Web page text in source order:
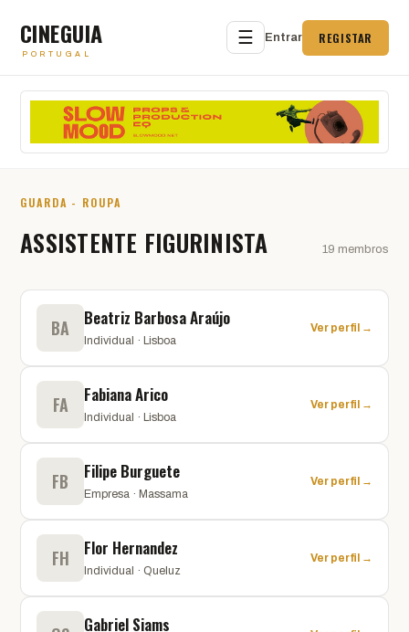
CINEGUIA
PORTUGAL
☰ Entrar REGISTAR
GUARDA - ROUPA
ASSISTENTE FIGURINISTA 19 membros
BA Beatriz Barbosa Araújo
Individual · Lisboa
Ver perfil →
FA Fabiana Arico
Individual · Lisboa
Ver perfil →
FB Filipe Burguete
Empresa · Massama
Ver perfil →
FH Flor Hernandez
Individual · Queluz
Ver perfil →
Gabriel Siams